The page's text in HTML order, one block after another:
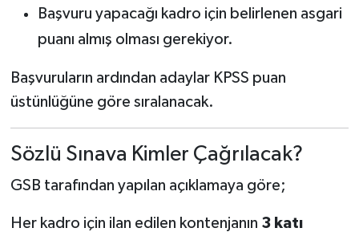
Başvuru yapacağı kadro için belirlenen asgari
puanı almış olması gerekiyor.
Başvuruların ardından adaylar KPSS puan
üstünlüğüne göre sıralanacak.
Sözlü Sınava Kimler Çağrılacak?
GSB tarafından yapılan açıklamaya göre;
Her kadro için ilan edilen kontenjanın 3 katı